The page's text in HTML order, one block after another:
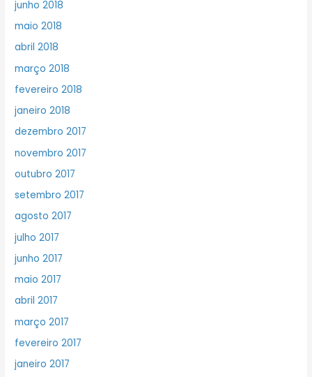
junho 2018
maio 2018
abril 2018
março 2018
fevereiro 2018
janeiro 2018
dezembro 2017
novembro 2017
outubro 2017
setembro 2017
agosto 2017
julho 2017
junho 2017
maio 2017
abril 2017
março 2017
fevereiro 2017
janeiro 2017